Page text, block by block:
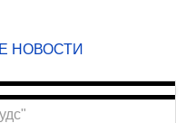
НОВОСТИ